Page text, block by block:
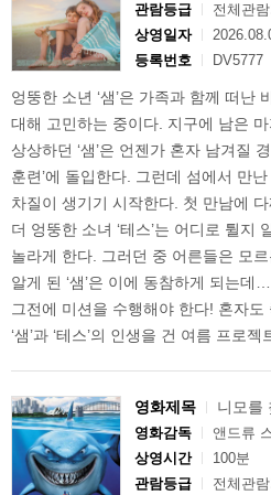
관람등급
전체관
상영일자
등록번호
DV5777
엉뚱한 소년 ‘샘’은 가족과 함께 떠난
대해 고민하는 중이다. 지구에 남은
상상하던 ‘샘’은 언젠가 혼자 남겨질
훈련’에 돌입한다. 그런데 섬에서 만난
차질이 생기기 시작한다. 첫 만남에
더 엉뚱한 소녀 ‘테스’는 어디로 튈지
놀라게 한다. 그러던 중 어른들은 모르
알게 된 ‘샘’은 이에 동참하게 되는데
그전에 미션을 수행해야 한다! 혼자
‘샘’과 ‘테스’의 인생을 건 여름 프로
영화제목 니모를
영화감독
앤드류
상영시간
100분
관람등급
전체관